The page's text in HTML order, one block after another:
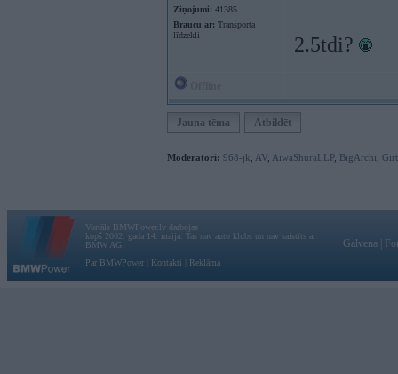
Ziņojumi: 41385
Braucu ar: Transporta
līdzekli
2.5tdi?
Jauna tēma Atbildēt
Moderatori: 968-jk AV AiwaShuraLLP, BigArchi
Vortāls BMWPower.lv darbojas
kopš 2002. gada 14. maija. Tas nav auto klubs un nav saistīts ar
BMW AG.
Par BMWPower
Kontakti Reklāma
Galvena